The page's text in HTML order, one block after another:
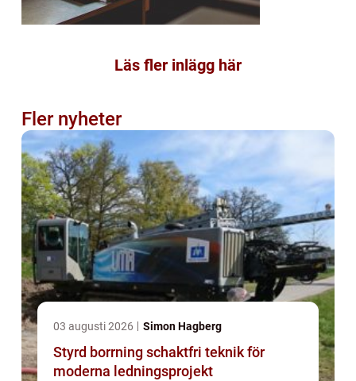
Läs fler inlägg här
Fler nyheter
03 augusti 2026 Simon Hagberg
Styrd borrning schaktfri teknik för
moderna ledningsprojekt